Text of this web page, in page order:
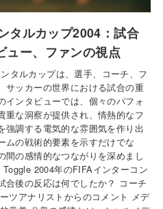
タルカップ2004：試合
ュー、ファンの視点
タルカップは、選手、コーチ、フ
サッカーの世界における試合の重
インタビューでは、個々のパフォ
重な洞察が提供され、情熱的なフ
強調する電気的な雰囲気を作り出
ムの戦術的要素を示すだけでな
間の感情的なつながりを深めまし
2004年のFIFAインターコン
合後の反応は何でしたか？ コーチ
ツアナリストからのコメント メデ